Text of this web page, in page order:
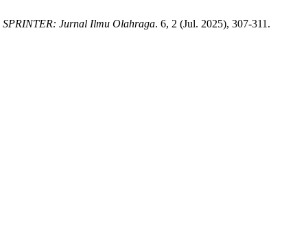
SPRINTER: Jurnal Ilmu Olahraga. 6, 2 (Jul. 2025), 307-311.